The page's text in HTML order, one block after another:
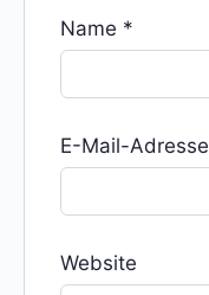
Name *
E-Mail-Adresse
Website